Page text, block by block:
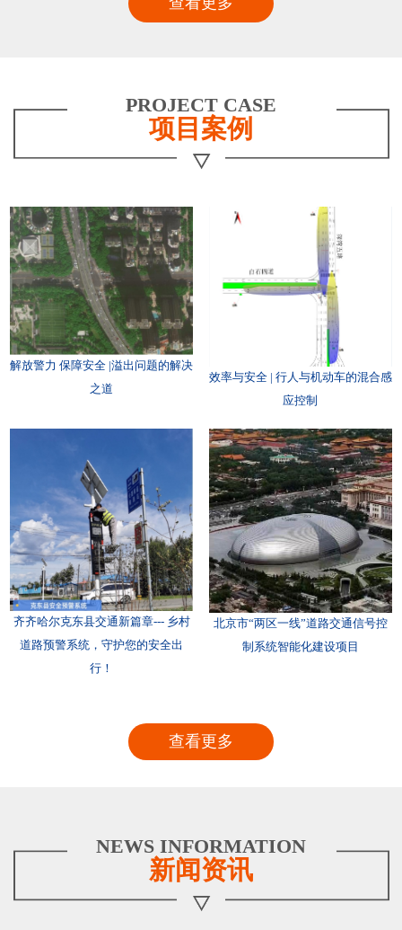
PROJECT CASE
项目案例
解放警力 保障安全 |溢出问题的解决
之道
效率与安全 | 行人与机动车的混合感
应控制
齐齐哈尔克东县交通新篇章--- 乡村
道路预警系统，守护您的安全出
行！
北京市“两区一线”道路交通信号控
制系统智能化建设项目
查看更多
NEWS INFORMATION
新闻资讯